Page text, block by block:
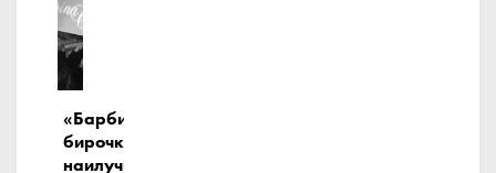
«Барби»
бирочки-
наилучшие!